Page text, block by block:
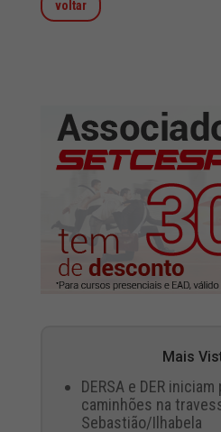
voltar
Mais
DERSA e DER
caminhões na
Sebastião/Ilhabela